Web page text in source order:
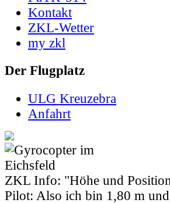
Kontakt
ZKL-Wetter
my zkl
Der Flugplatz
ULG Kreuzebra
Anfahrt
ZKL Info: "Höhe und
Pilot: Also ich bin 1,80 m